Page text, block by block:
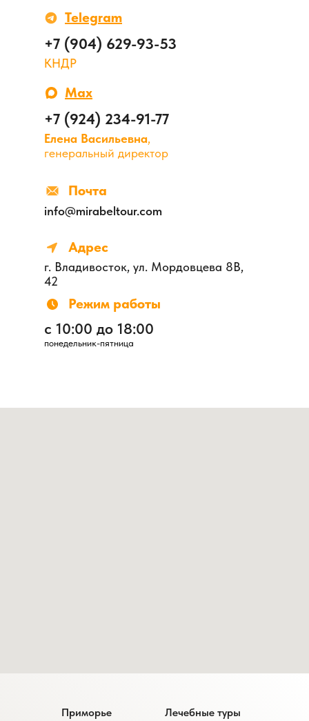
Telegram
+7 (904) 629-93-53
КНДР
Почта
Адрес
Режим работы
+7 (924) 234-91-77
info@mirabeltour.com
г. Владивосток, ул. Мордовцева 8В,
42
Елена Васильевна,
генеральный директор
с 10:00 до 18:00
понедельник-пятница
Max
Приморье Лечебные туры